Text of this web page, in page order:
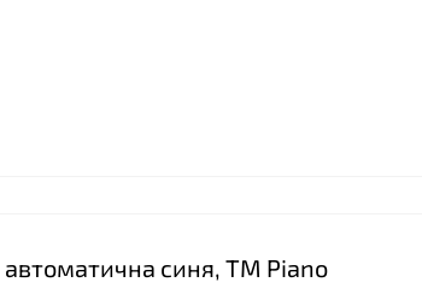
автоматична синя, ТМ Piano